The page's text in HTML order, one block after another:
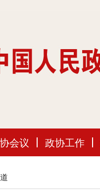
会议 政协工作